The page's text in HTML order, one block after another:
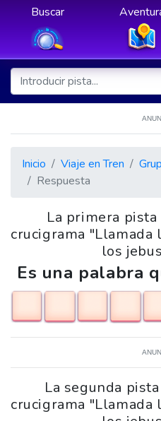
Buscar
Inicio Viaje en Tren
Respuesta
La primera
crucigrama
los
Es una palabra
La segunda
crucigrama